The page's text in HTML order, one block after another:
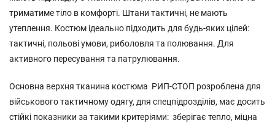
триматиме тіло в комфорті. Штани тактичні, не мають
утеплення. Костюм ідеально підходить для будь-яких цілей:
тактичні, польові умови, риболовля та полювання. Для
активного пересування та патрулювання.
Основна верхня тканина костюма РИП-СТОП розроблена для
військового тактичному одягу, для спецпідрозділів, має досить
стійкі показники за такими критеріями: зберігає тепло, міцна